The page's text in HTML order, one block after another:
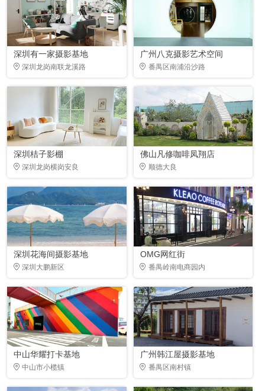
深圳有一家摄影基地
深圳龙岗南联龙溪路
广州八克摄影艺术空间
番禺区南浦沿沙路
深圳桔子影棚
深圳龙岗横岗安良
佛山凡修咖啡凤翔店
顺德大良
深圳花海间摄影基地
深圳大鹏新区
OMG网红街
番禺岭南电商园内
中山华耀打卡基地
中山市小榄镇
广州韩江屋摄影基地
番禺区南村镇